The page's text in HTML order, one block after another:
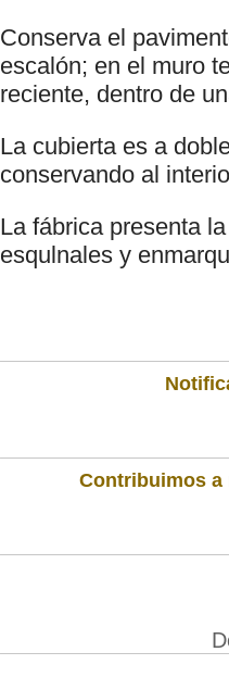
Conserva el
escalón; en el muro
reciente, dentro de
La cubierta es a
conservando al
La fábrica presenta
esqulnales y
Contribuimos a